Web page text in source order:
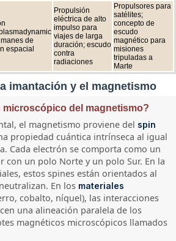
de
espacial
Propulsión
eléctrica de alto
impulso para
viajes de larga
duración; escudo
contra
radiaciones
Propulsores para
satélites;
concepto de
escudo
magnético para
misiones
tripuladas a
Marte
imantación y el magnetismo
microscópico del magnetismo?
el magnetismo proviene del spin
propiedad cuántica intrínseca al igual
Cada electrón se comporta como un
con un polo Norte y un polo Sur. En la
estos spines están orientados al
En los materiales
cobalto, níquel), las interacciones
una alineación paralela de los
magnéticos microscópicos llamados